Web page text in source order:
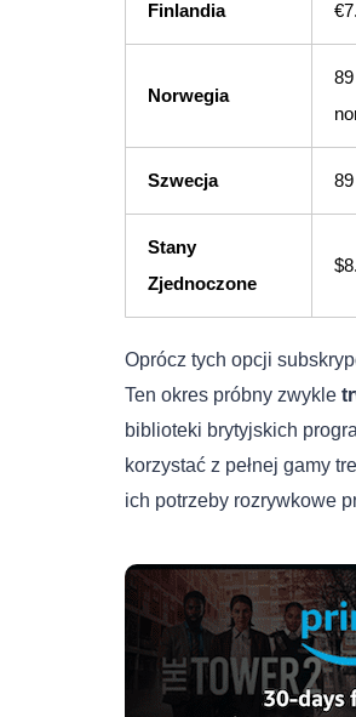
Finlandia
Norwegia
Szwecja
Stany
Zjednoczone
Oprócz tych opcji
Ten okres próbny zwykle
biblioteki brytyjskich
korzystać z pełnej gamy
ich potrzeby rozrywkowe